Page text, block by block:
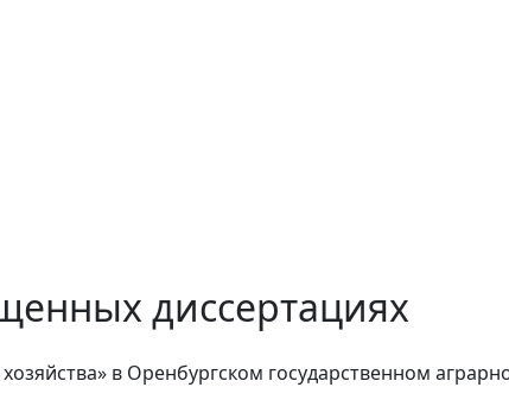
диссертациях
в Оренбургском государственном